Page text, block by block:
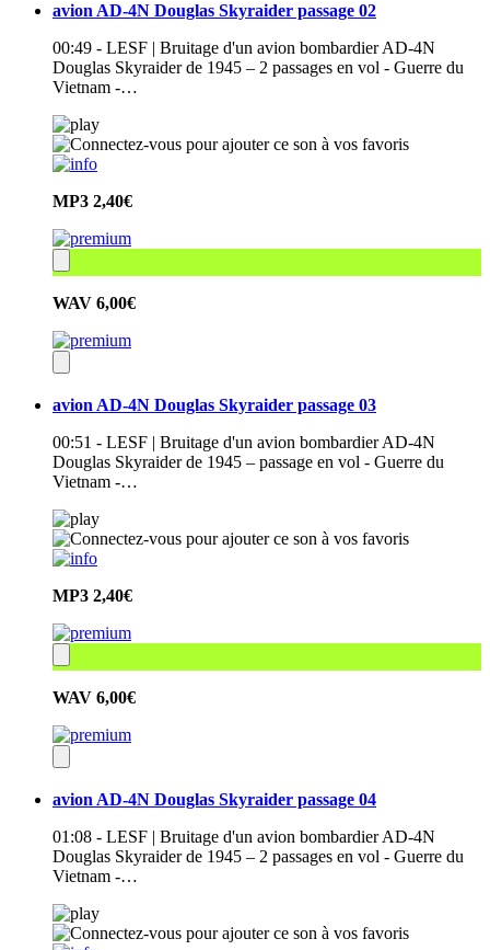
avion AD-4N Douglas Skyraider passage 02
00:49 - LESF | Bruitage d'un avion bombardier AD-4N
Douglas Skyraider de 1945 – 2 passages en vol - Guerre du
Vietnam -…
MP3 2,40€
WAV 6,00€
avion AD-4N Douglas Skyraider passage 03
00:51 - LESF | Bruitage d'un avion bombardier AD-4N
Douglas Skyraider de 1945 – passage en vol - Guerre du
Vietnam -…
MP3 2,40€
WAV 6,00€
avion AD-4N Douglas Skyraider passage 04
01:08 - LESF | Bruitage d'un avion bombardier AD-4N
Douglas Skyraider de 1945 – 2 passages en vol - Guerre du
Vietnam -…